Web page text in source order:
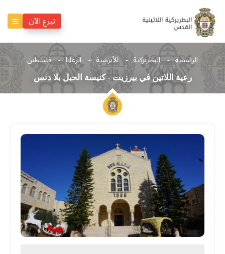
تبرع الآن
الرئيسية البطريركية الأبرشية الرعايا فلسطين
رعية اللاتين في بيرزيت - كنيسة الحبل بلا دنس